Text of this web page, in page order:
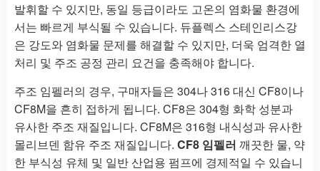
발휘할 수 있지만, 동일 등급이라도 고온의 염화물 환경에
서는 빠르게 부식될 수 있습니다. 듀플렉스 스테인리스강
은 강도와 염화물 문제를 해결할 수 있지만, 더욱 엄격한 열
처리 및 주조 공정 관리 요건을 충족해야 합니다.
주조 임펠러의 경우, 구매자들은 304나 316 대신 CF8이나
CF8M을 흔히 접하게 됩니다. CF8은 304형 화학 성분과
유사한 주조 재질입니다. CF8M은 316형 내식성과 유사한
몰리브덴 함유 주조 재질입니다. CF8 임펠러 깨끗한 물, 약
한 부식성 유체 및 일반 산업용 펌프에 경제적일 수 있습니